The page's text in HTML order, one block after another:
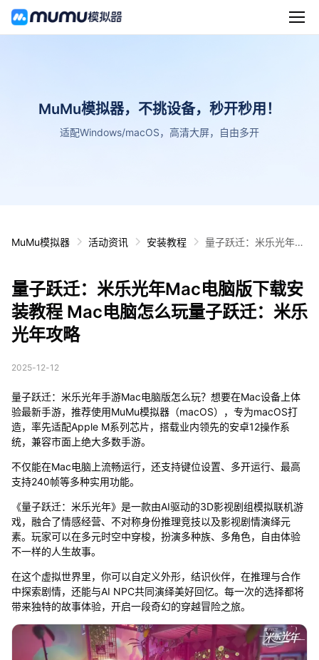
MuMu模拟器，不挑设备，秒开秒用！
适配Windows/macOS，高清大屏，自由多开
MuMu模拟器 活动资讯 安装教程
量子跃迁：米乐光年M
迁：米乐光年攻略
量子跃迁：米乐光年Mac电脑版下载安
装教程 Mac电脑怎么玩量子跃迁：米乐
光年攻略
2025-12-12
量子跃迁：米乐光年手游Mac电脑版怎么玩？想要在Mac设备上体
验最新手游，推荐使用MuMu模拟器（macOS），专为macOS打
造，率先适配Apple M系列芯片，搭载业内领先的安卓12操作系
统，兼容市面上绝大多数手游。
不仅能在Mac电脑上流畅运行，还支持键位设置、多开运行、最高
支持240帧等多种实用功能。
《量子跃迁：米乐光年》是一款由AI驱动的3D影视剧组模拟联机游
戏，融合了情感经营、不对称身份推理竞技以及影视剧情演绎元
素。玩家可以在多元时空中穿梭，扮演多种族、多角色，自由体验
不一样的人生故事。
在这个虚拟世界里，你可以自定义外形，结识伙伴，在推理与合作
中探索剧情，还能与AI NPC共同演绎美好回忆。每一次的选择都将
带来独特的故事体验，开启一段奇幻的穿越冒险之旅。